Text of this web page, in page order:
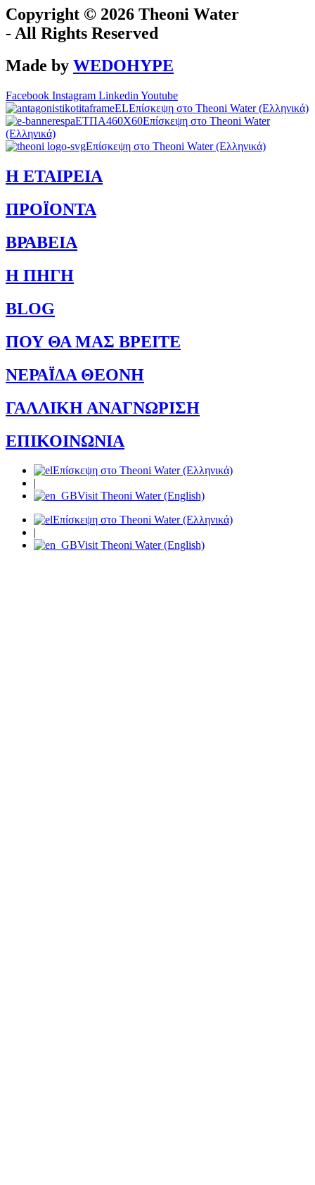
Copyright © 2026 Theoni Water
- All Rights Reserved
Made by WEDOHYPE
Facebook Instagram Linkedin Youtube
Επίσκεψη στο Theoni Water (Ελληνικά)
Επίσκεψη στο Theoni Water
(Ελληνικά)
Επίσκεψη στο Theoni Water (Ελληνικά)
Η ΕΤΑΙΡEΙΑ
ΠΡΟΪΟΝΤΑ
ΒΡΑΒΕΙΑ
Η ΠΗΓΗ
BLOG
ΠΟΥ ΘΑ ΜΑΣ ΒΡΕΙΤΕ
ΝΕΡΑΪΔΑ ΘΕΟΝΗ
ΓΑΛΛΙΚΗ ΑΝΑΓΝΩΡΙΣΗ
ΕΠΙΚΟΙΝΩΝΙΑ
Επίσκεψη στο Theoni Water (Ελληνικά)
|
Visit Theoni Water (English)
Επίσκεψη στο Theoni Water (Ελληνικά)
|
Visit Theoni Water (English)